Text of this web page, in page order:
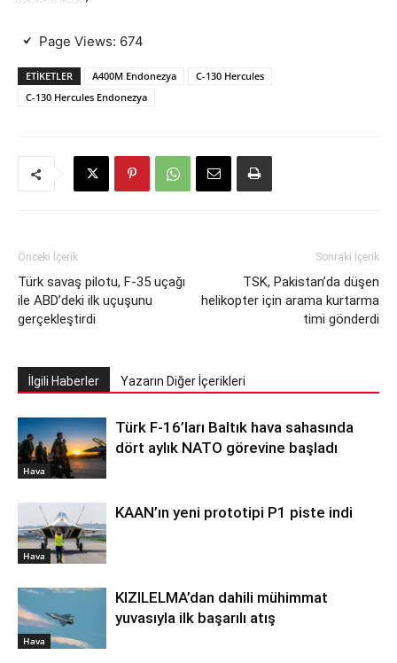
Page Views: 674
ETIKETLER A400M Endonezya
C-130 Hercules
C-130 Hercules Endonezya
Önceki İçerik
Türk savaş pilotu, F-35 uçağı
ile ABD’deki ilk uçuşunu
gerçekleştirdi
Sonraki İçerik
TSK, Pakistan’da düşen
helikopter için arama kurtarma
timi gönderdi
İlgili Haberler Yazarın Diğer İçerikleri
Hava
Türk F-16’ları Baltık hava sahasında
dört aylık NATO görevine başladı
Hava
KAAN’ın yeni prototipi P1 piste indi
Hava
KIZILELMA’dan dahili mühimmat
yuvasıyla ilk başarılı atış